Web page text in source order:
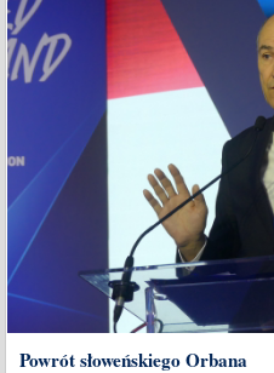
Powrót słoweńskiego Orbana